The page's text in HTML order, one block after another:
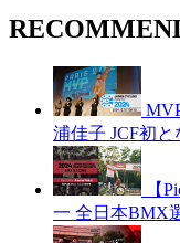
浦佳子 JCF初
【
一 全日本BMX